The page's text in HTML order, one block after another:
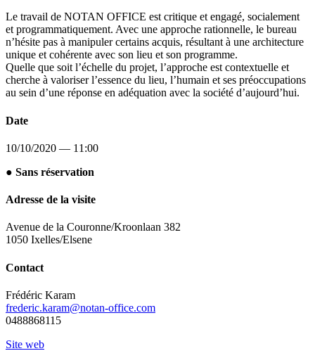
Le travail de NOTAN OFFICE est critique et engagé, socialement
et programmatiquement. Avec une approche rationnelle, le bureau
n’hésite pas à manipuler certains acquis, résultant à une architecture
unique et cohérente avec son lieu et son programme.
Quelle que soit l’échelle du projet, l’approche est contextuelle et
cherche à valoriser l’essence du lieu, l’humain et ses préoccupations
au sein d’une réponse en adéquation avec la société d’aujourd’hui.
Date
10/10/2020 — 11:00
● Sans réservation
Adresse de la visite
Avenue de la Couronne/Kroonlaan 382
1050 Ixelles/Elsene
Contact
Frédéric Karam
frederic.karam@notan-office.com
0488868115
Site web